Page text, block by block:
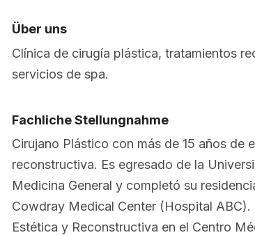
Über uns
Clínica de cirugía plástica, tratamientos
servicios de spa.
Fachliche Stellungnahme
Cirujano Plástico con más de 15 años de
reconstructiva. Es egresado de la
Medicina General y completó su
Cowdray Medical Center (Hospital
Estética y Reconstructiva en el Centro